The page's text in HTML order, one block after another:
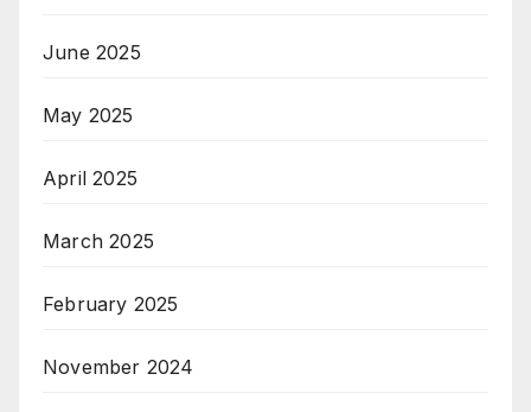
June 2025
May 2025
April 2025
March 2025
February 2025
November 2024